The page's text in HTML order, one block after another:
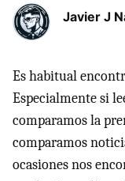
Javier J
Es habitual
Especialmente si
comparamos la
comparamos
ocasiones nos